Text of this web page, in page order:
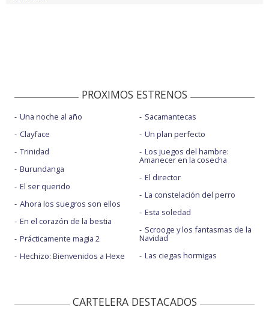
PROXIMOS ESTRENOS
Una noche al año
Clayface
Trinidad
Burundanga
El ser querido
Ahora los suegros son ellos
En el corazón de la bestia
Prácticamente magia 2
Hechizo: Bienvenidos a Hexe
Sacamantecas
Un plan perfecto
Los juegos del hambre:
Amanecer en la cosecha
El director
La constelación del perro
Esta soledad
Scrooge y los fantasmas de la
Navidad
Las ciegas hormigas
CARTELERA DESTACADOS